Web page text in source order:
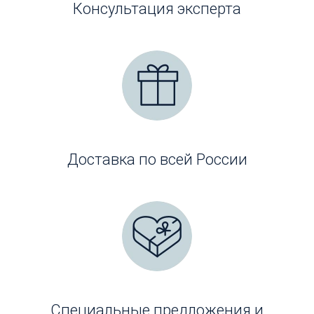
Консультация эксперта
Доставка по всей России
Специальные предложения и